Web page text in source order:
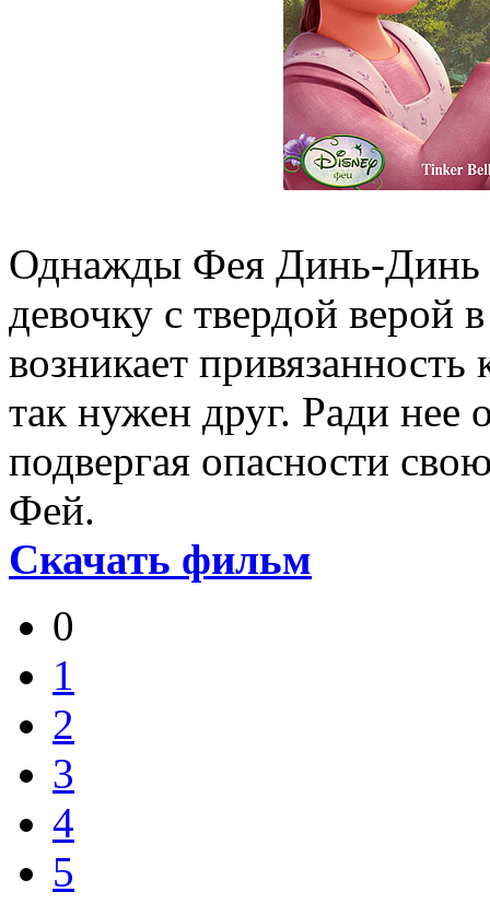
Однажды Фея Динь-Динь
девочку с твердой
возникает
так нужен друг. Ради нее
подвергая опасности
Фей.
Скачать фильм
0
1
2
3
4
5